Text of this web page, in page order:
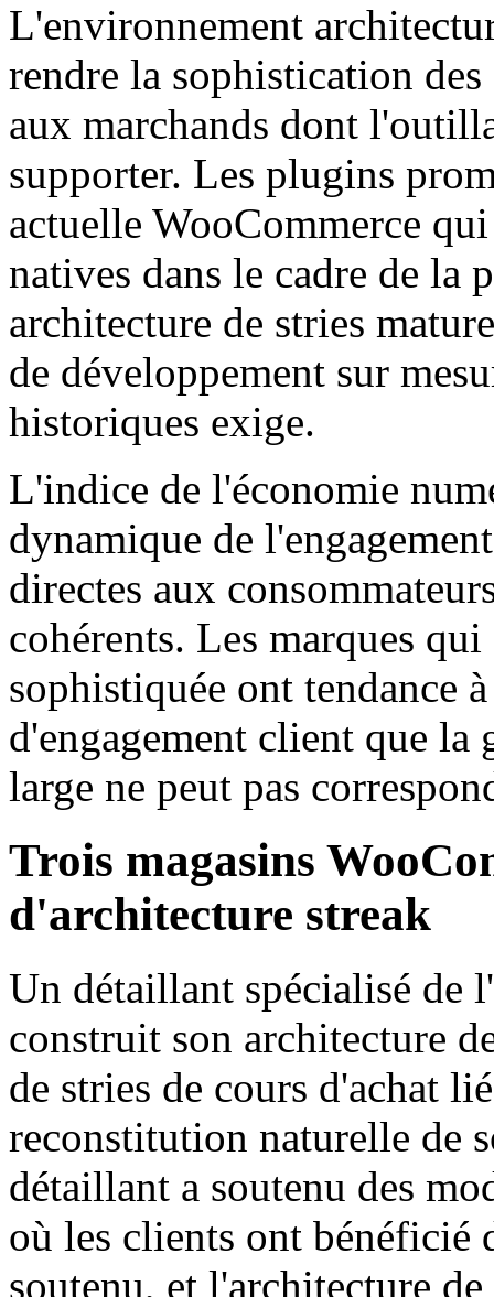
L'environnement
rendre la sophistication
aux marchands dont
supporter. Les plugins
actuelle WooCommerce
natives dans le cadre de la
architecture de stries
de développement sur
historiques exige.
L'indice de l'économie
dynamique de
directes aux
cohérents. Les marques
sophistiquée ont tendance
d'engagement client que
large ne peut pas
Trois magasins
d'architecture streak
Un détaillant spécialisé de
construit son architecture
de stries de cours d'achat
reconstitution naturelle de
détaillant a soutenu des
où les clients ont bénéficié
soutenu, et l'architecture